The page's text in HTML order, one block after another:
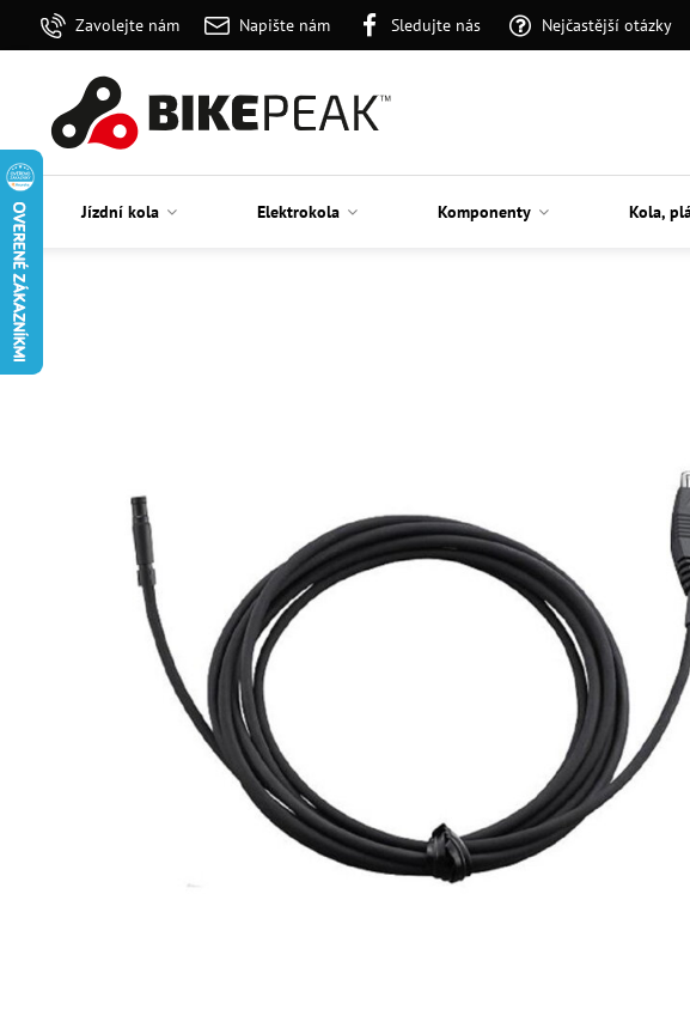
Zavolejte nám Napište nám Sledujte nás Nejčastější otázky
Jízdní kola Elektrokola Komponenty Kola,